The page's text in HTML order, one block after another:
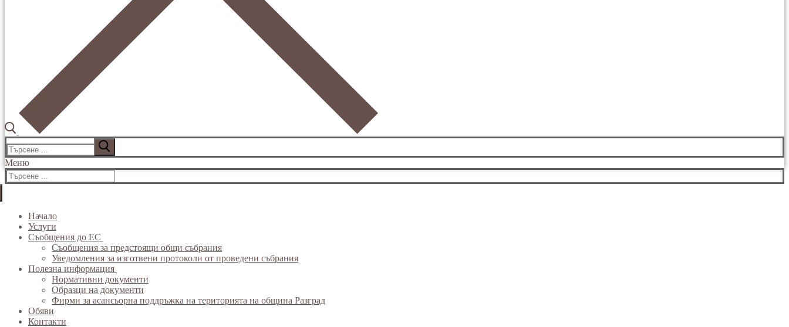
Търсене
за:
Меню
Търсене
за:
Начало
Услуги
Съобщения до ЕС
Съобщения за предстоящи общи събрания
Уведомления за изготвени протоколи от проведени събрания
Полезна информация
Нормативни документи
Образци на документи
Фирми за асансьорна поддръжка на територията на община Разград
Обяви
Контакти